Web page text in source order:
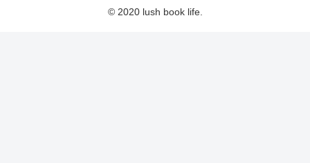
© 2020 lush book life.